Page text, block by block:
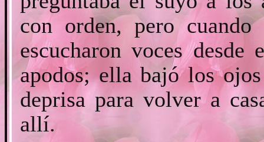
con orden, pero
escucharon voces
apodos; ella bajó los
deprisa para volver a
allí.